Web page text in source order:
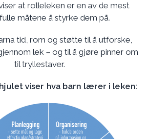
at rolleleken er en av de mest
måtene å styrke dem på.
tid, rom og støtte til å utforske,
lek – og til å gjøre pinner om
til tryllestaver.
viser hva barn lærer i leken: